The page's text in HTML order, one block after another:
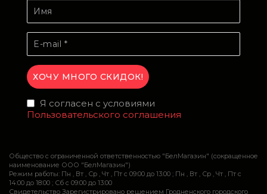
Я согласен с условиями
Пользовательского соглашения
Общество с ограниченной ответственностью "БелМагазин" (сокращенное
наименование ООО "БелМагазин")
Режим работы: Пн , Вт , Ср , Чт , Пт c 09:00 до 13:00 ; Пн , Вт , Ср , Чт , Пт c
14:00 до 18:00 ; Сб c 09:00 до 13:00
Свидетельство Зарегистрировано решением Гродненского городского